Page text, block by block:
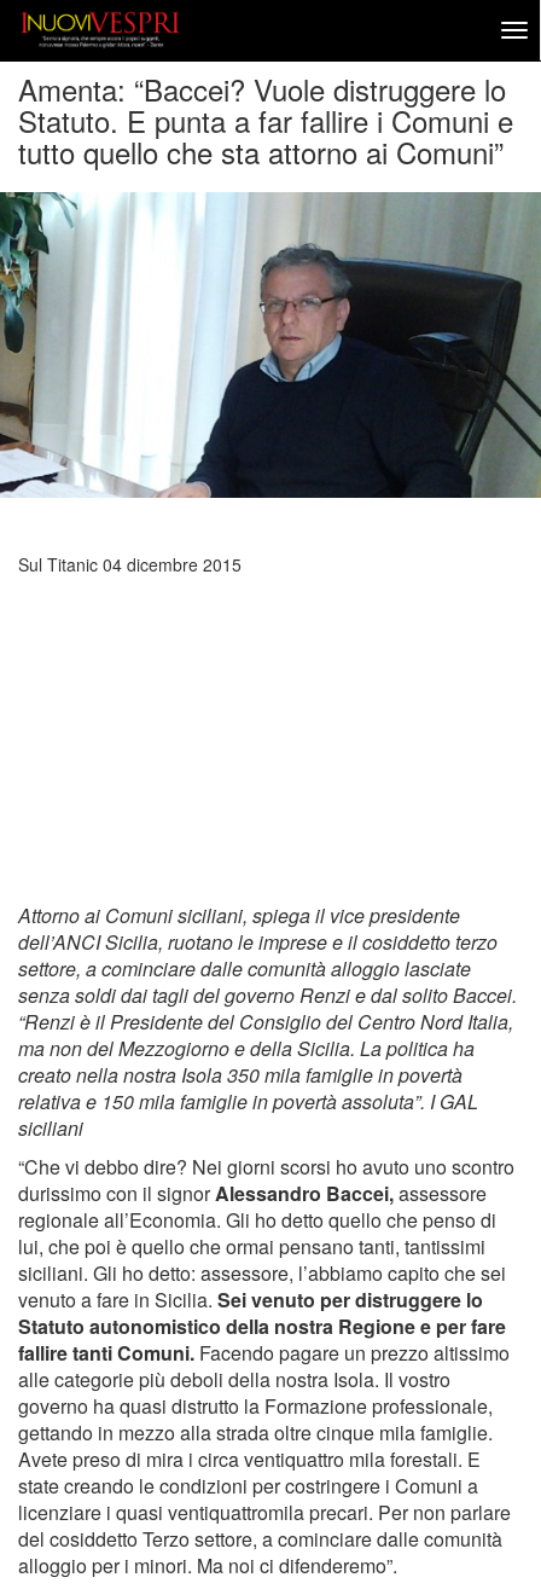
Amenta: “Baccei? Vuole distruggere lo
Statuto. E punta a far fallire i Comuni e
tutto quello che sta attorno ai Comuni”
Sul Titanic 04 dicembre 2015
Attorno ai Comuni siciliani, spiega il vice presidente
dell’ANCI Sicilia, ruotano le imprese e il cosiddetto terzo
settore, a cominciare dalle comunità alloggio lasciate
senza soldi dai tagli del governo Renzi e dal solito Baccei.
“Renzi è il Presidente del Consiglio del Centro Nord Italia,
ma non del Mezzogiorno e della Sicilia. La politica ha
creato nella nostra Isola 350 mila famiglie in povertà
relativa e 150 mila famiglie in povertà assoluta”. I GAL
siciliani
“Che vi debbo dire? Nei giorni scorsi ho avuto uno scontro
durissimo con il signorAlessandro Baccei,assessore
regionale all’Economia. Gli ho detto quello che penso di
lui, che poi è quello che ormai pensano tanti, tantissimi
siciliani. Gli ho detto: assessore, l’abbiamo capito che sei
venuto a fare in Sicilia. Sei venuto per distruggere lo
Statuto autonomistico della nostra Regione e per fare
fallire tanti Comuni. Facendo pagare un prezzo altissimo
alle categorie più deboli della nostra Isola. Il vostro
governo ha quasi distrutto la Formazione professionale,
gettando in mezzo alla strada oltre cinque mila famiglie.
Avete preso di mira i circa ventiquattro mila forestali. E
state creando le condizioni per costringere i Comuni a
licenziare i quasi ventiquattromila precari. Per non parlare
del cosiddetto Terzo settore, a cominciare dalle comunità
alloggio per i minori. Ma noi ci difenderemo”.